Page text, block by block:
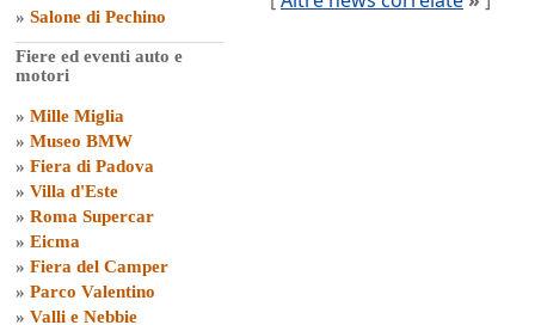
» Salone di Pechino
Fiere ed eventi auto e
motori
» Mille Miglia
» Museo BMW
» Fiera di Padova
» Villa d'Este
» Roma Supercar
» Eicma
» Fiera del Camper
» Parco Valentino
» Valli e Nebbie